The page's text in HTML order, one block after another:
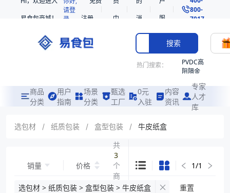
易食包商城！
请登
录
注册
中
消
息
服
务
800-
7017
搜索
热门搜索：
PVDC高
阻隔金
共挤热
收缩袋
221360
烤箱袋
商品
分类
用户
指南
场景
分类
甄选
工厂
0元
入驻
内容
资讯
专家
人才
库
选包材 / 纸质包装 / 盒型包装 / 牛皮纸盒
销量 价格
共
3
个
商
品
1/1
选包材 > 纸质包装 > 盒型包装 > 牛皮纸盒 重置